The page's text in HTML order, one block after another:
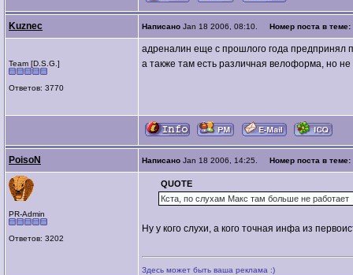
Kuznec Написано Jan 18 2006, 08:10. Номер поста в теме:
Team [D.S.G.]
Ответов: 3770
адреналин еще с прошлого года предпринял
а также там есть различная велоформа, но не
PoisoN Написано Jan 18 2006, 14:25. Номер поста в теме:
PR-Admin
Ответов: 3202
QUOTE
Кста, по слухам Макс там больше не работает
Ну у кого слухи, а кого точная инфа из
Здесь может быть ваша реклама :)